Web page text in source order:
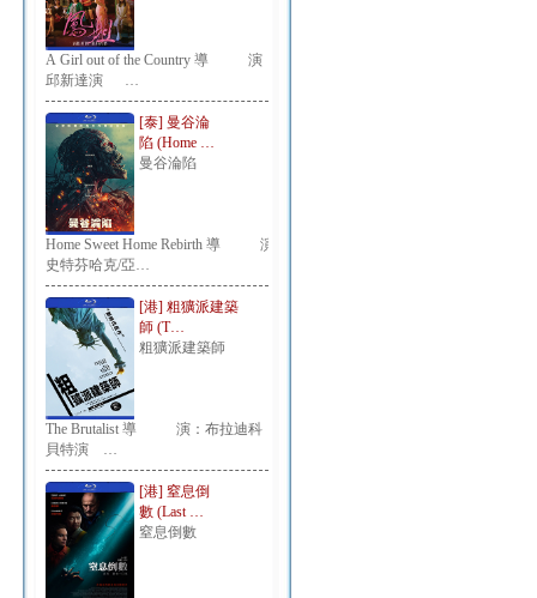
A Girl out of the Country 導 演：
邱新達演 …
[泰] 曼谷淪
陷 (Home …
曼谷淪陷
Home Sweet Home Rebirth 導 演：
史特芬哈克/亞…
[港] 粗獷派建築
師 (T…
粗獷派建築師
The Brutalist 導 演：布拉迪科
貝特演 …
[港] 窒息倒
數 (Last …
窒息倒數